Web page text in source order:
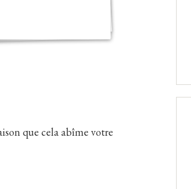
que cela abîme votre